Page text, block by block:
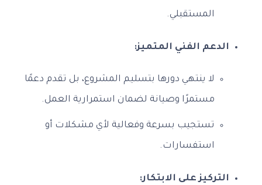
المستقبلي.
الدعم الفني المتميز:
لا ينتهي دورها بتسليم المشروع، بل تقدم دعمًا
مستمرًا وصيانة لضمان استمرارية العمل.
تستجيب بسرعة وفعالية لأي مشكلات أو
استفسارات.
التركيز على الابتكار: